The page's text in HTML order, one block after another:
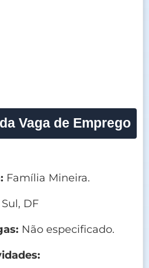
Vaga de Emprego
Família Mineira.
DF
Não especificado.